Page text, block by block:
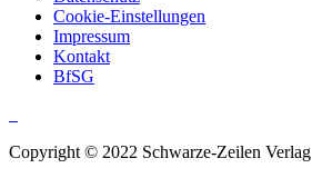
Cookie-Einstellungen
Impressum
Kontakt
BfSG
Copyright © 2022 Schwarze-Zeilen Verlag